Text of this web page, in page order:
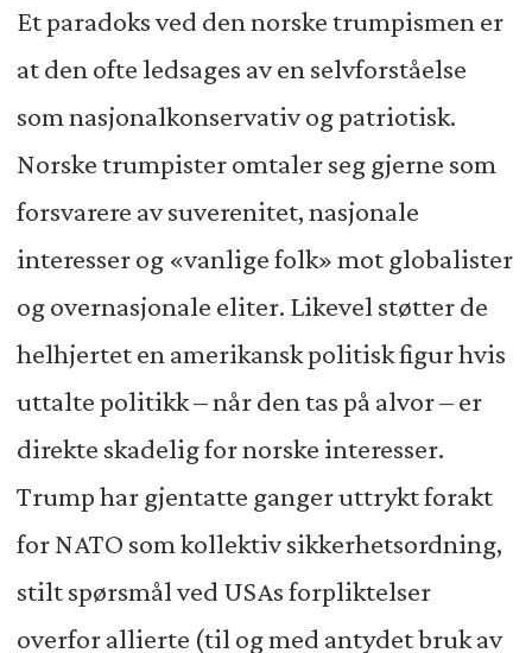
Et paradoks ved den norske trumpismen er
at den ofte ledsages av en selvforståelse
som nasjonalkonservativ og patriotisk.
Norske trumpister omtaler seg gjerne som
forsvarere av suverenitet, nasjonale
interesser og «vanlige folk» mot globalister
og overnasjonale eliter. Likevel støtter de
helhjertet en amerikansk politisk figur hvis
uttalte politikk – når den tas på alvor – er
direkte skadelig for norske interesser.
Trump har gjentatte ganger uttrykt forakt
for NATO som kollektiv sikkerhetsordning,
stilt spørsmål ved USAs forpliktelser
overfor allierte (til og med antydet bruk av